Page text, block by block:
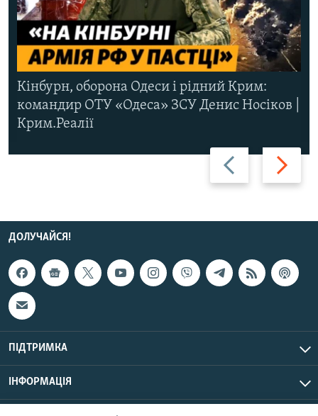
Назад Вперед
Кінбурн, оборона Одеси і рідний Крим:
командир ОТУ «Одеса» ЗСУ Денис Носіков |
Крим.Реалії
ДОЛУЧАЙСЯ!
ПІДТРИМКА
ІНФОРМАЦІЯ